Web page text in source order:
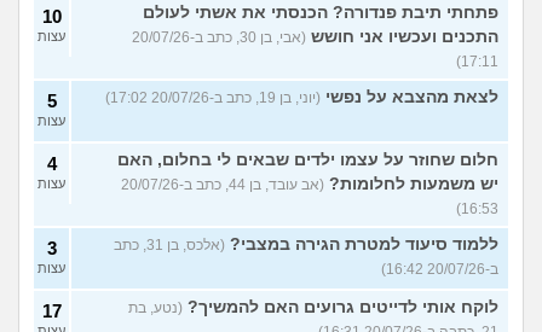
פתחתי תיבת פנדורה? הכנסתי את אשתי לעולם
התכנים ועכשיו אני חושש
(אבי, בן 30, כתב ב-20/07/26
17:11)
10
עצות
לצאת מהצבא על נפשי (יוני, בן 19, כתב ב-20/07/26 17:02) 5
עצות
חלום שחוזר על עצמו ילדים שבאים לי בחלום, האם
יש משמעות לחלומות?
(אב עובד, בן 44, כתב ב-20/07/26
16:53)
4
עצות
ללמוד סיעוד למטרת הגירה במצבי?
(אלכס, בן 31, כתב
ב-20/07/26 16:42)
3
עצות
לוקח אותי לדייטים גרועים האם להמשיך? (נטע, בת
17